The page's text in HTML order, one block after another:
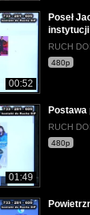
00:52
Poseł
instytucji
RUCH
480p
01:49
RUCH
480p